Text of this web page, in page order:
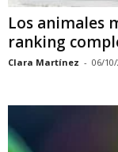
Los animales
ranking
Clara Martínez - 06/